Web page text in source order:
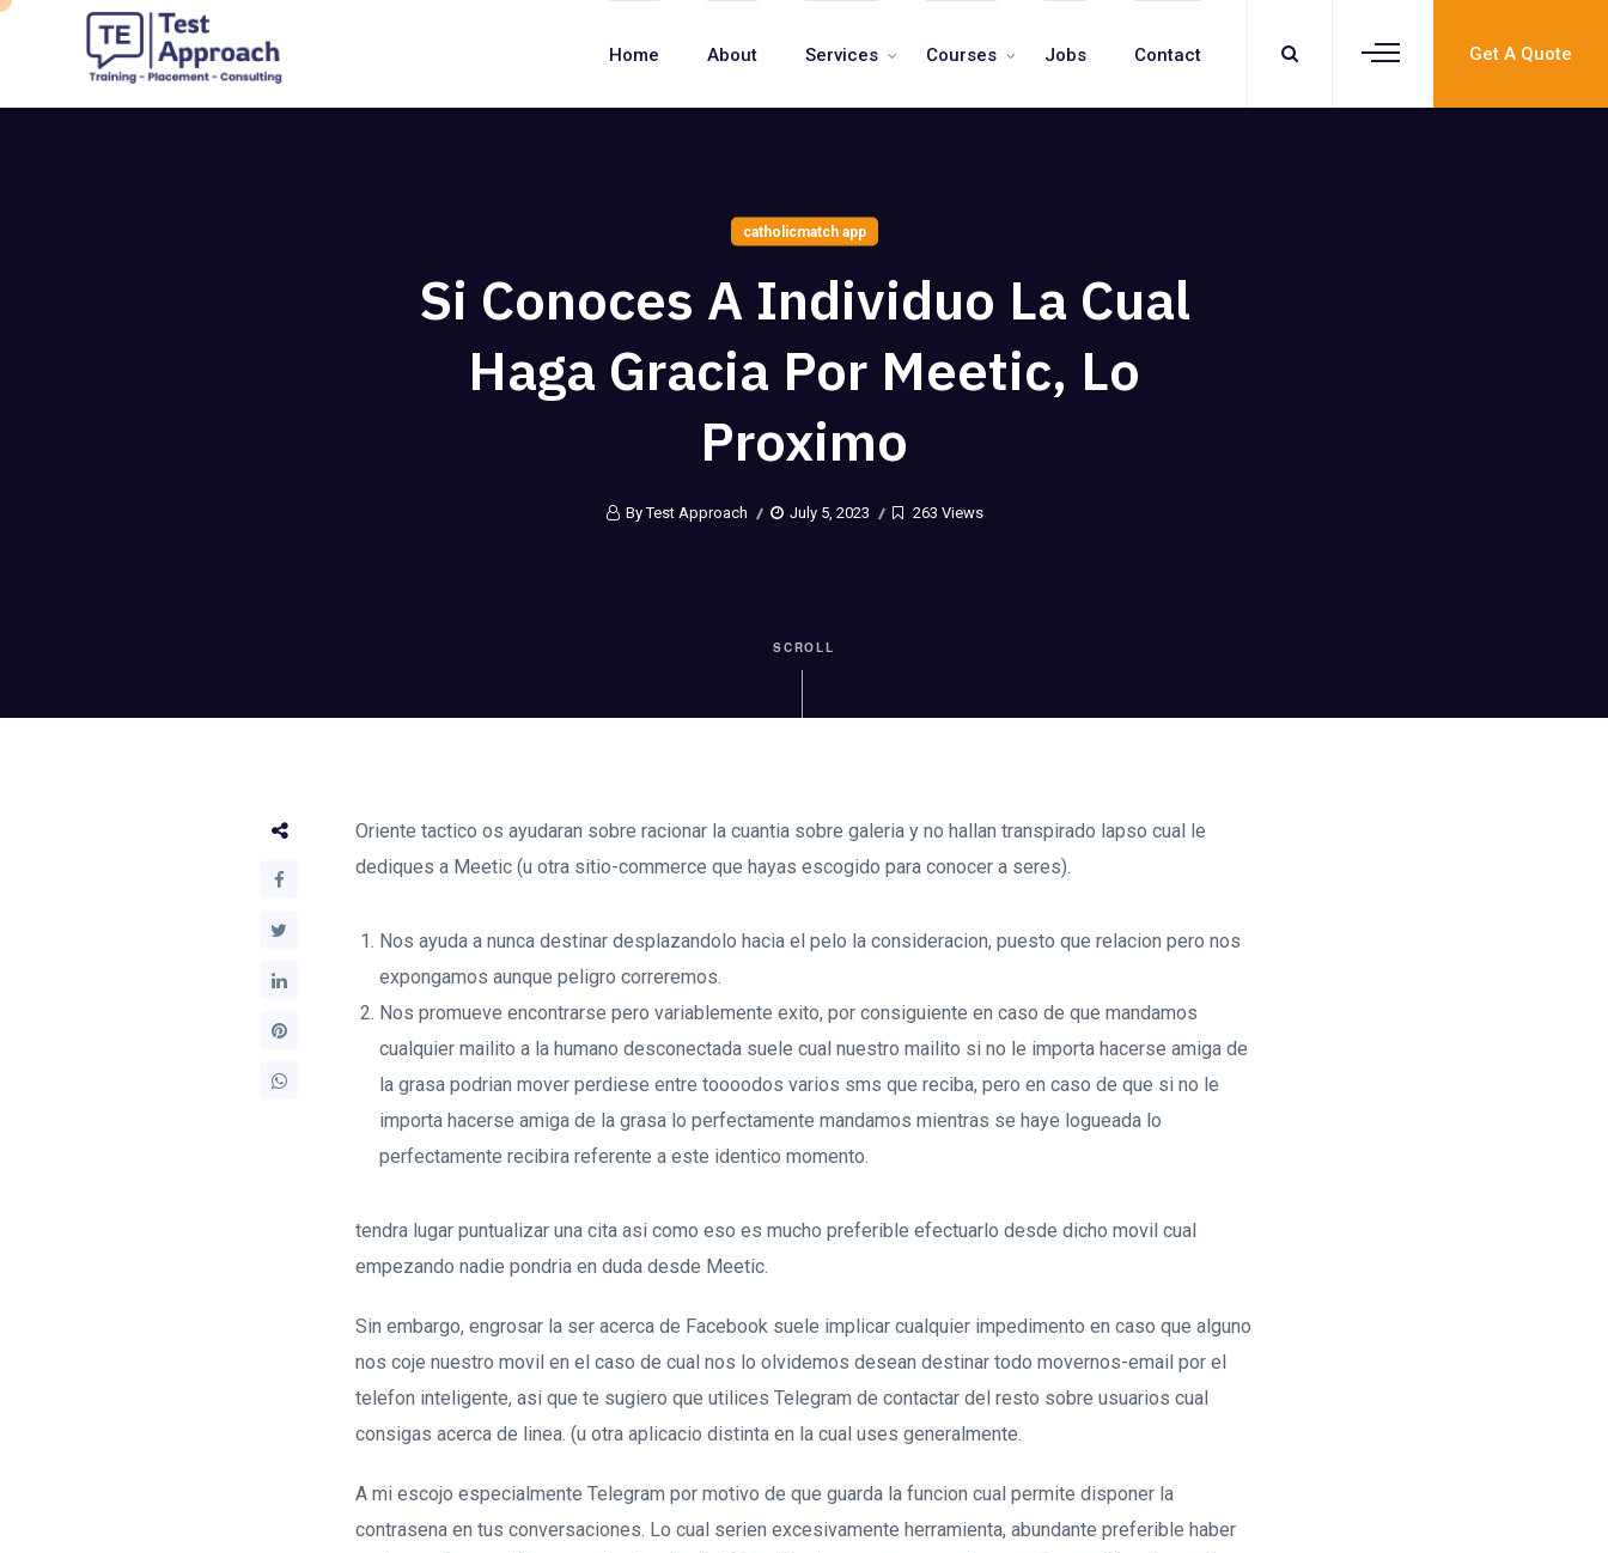
Get A Quote
Home About Services Courses Jobs Contact
catholicmatch app
Si Conoces A Individuo La Cual
Haga Gracia Por Meetic, Lo
Proximo
By Test Approach July 5, 2023 263 Views
SCROLL
Oriente tactico os ayudaran sobre racionar la cuantia sobre galeria y no hallan transpirado lapso cual le
dediques a Meetic (u otra sitio-commerce que hayas escogido para conocer a seres).
Nos ayuda a nunca destinar desplazandolo hacia el pelo la consideracion, puesto que relacion pero nos
expongamos aunque peligro correremos.
Nos promueve encontrarse pero variablemente exito, por consiguiente en caso de que mandamos
cualquier mailito a la humano desconectada suele cual nuestro mailito si no le importa hacerse amiga de
la grasa podri­an mover perdiese entre toooodos varios sms que reciba, pero en caso de que si no le
importa hacerse amiga de la grasa lo perfectamente mandamos mientras se haye logueada lo
perfectamente recibira referente a este identico momento.
tendra lugar puntualizar una cita asi­ como eso es mucho preferible efectuarlo desde dicho movil cual
empezando nadie pondri­a en duda desde Meetic.
Sin embargo, engrosar la ser acerca de Facebook suele implicar cualquier impedimento en caso que alguno
nos coje nuestro movil en el caso de cual nos lo olvidemos desean destinar todo movernos-email por el
telefon inteligente, asi que te sugiero que utilices Telegram de contactar del resto sobre usuarios cual
consigas acerca de li­nea. (u otra aplicacio distinta en la cual uses generalmente.
A mi escojo especialmente Telegram por motivo de que guarda la funcion cual permite disponer la
contrasena en tus conversaciones. Lo cual seri­en excesivamente herramienta, abundante preferible haber